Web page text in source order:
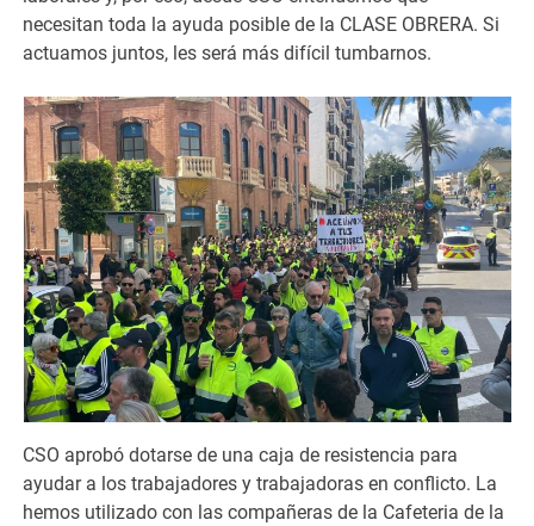
necesitan toda la ayuda posible de la CLASE OBRERA. Si
actuamos juntos, les será más difícil tumbarnos.
CSO aprobó dotarse de una caja de resistencia para
ayudar a los trabajadores y trabajadoras en conflicto. La
hemos utilizado con las compañeras de la Cafeteria de la